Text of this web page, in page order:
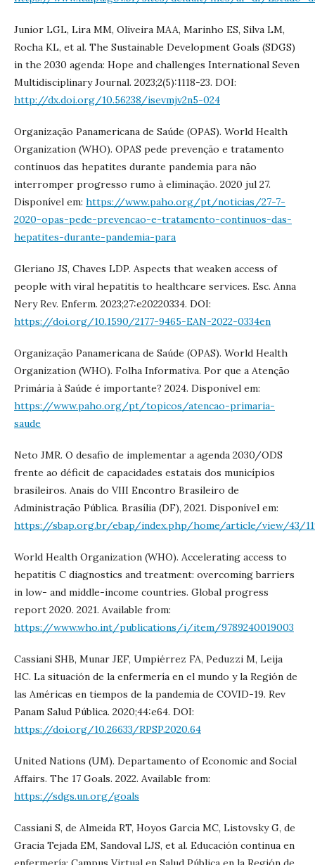
Junior LGL, Lira MM, Oliveira MAA, Marinho ES, Silva LM,
Rocha KL, et al. The Sustainable Development Goals (SDGS)
in the 2030 agenda: Hope and challenges International Seven
Multidisciplinary Journal. 2023;2(5):1118-23. DOI:
http://dx.doi.org/10.56238/isevmjv2n5-024
Organização Panamericana de Saúde (OPAS). World Health
Organization (WHO). OPAS pede prevenção e tratamento
contínuos das hepatites durante pandemia para não
interromper progresso rumo à eliminação. 2020 jul 27.
Disponível em: https://www.paho.org/pt/noticias/27-7-
2020-opas-pede-prevencao-e-tratamento-continuos-das-
hepatites-durante-pandemia-para
Gleriano JS, Chaves LDP. Aspects that weaken access of
people with viral hepatitis to healthcare services. Esc. Anna
Nery Rev. Enferm. 2023;27:e20220334. DOI:
https://doi.org/10.1590/2177-9465-EAN-2022-0334en
Organização Panamericana de Saúde (OPAS). World Health
Organization (WHO). Folha Informativa. Por que a Atenção
Primária à Saúde é importante? 2024. Disponível em:
https://www.paho.org/pt/topicos/atencao-primaria-
saude
Neto JMR. O desafio de implementar a agenda 2030/ODS
frente ao déficit de capacidades estatais dos municípios
brasileiros. Anais do VIII Encontro Brasileiro de
Administração Pública. Brasília (DF), 2021. Disponível em:
https://sbap.org.br/ebap/index.php/home/article/view/43/
World Health Organization (WHO). Accelerating access to
hepatitis C diagnostics and treatment: overcoming barriers
in low- and middle-income countries. Global progress
report 2020. 2021. Available from:
https://www.who.int/publications/i/item/9789240019003
Cassiani SHB, Munar JEF, Umpiérrez FA, Peduzzi M, Leija
HC. La situación de la enfermería en el mundo y la Región de
las Américas en tiempos de la pandemia de COVID-19. Rev
Panam Salud Pública. 2020;44:e64. DOI:
https://doi.org/10.26633/RPSP.2020.64
United Nations (UM). Departamento of Economic and Social
Affairs. The 17 Goals. 2022. Available from:
https://sdgs.un.org/goals
Cassiani S, de Almeida RT, Hoyos Garcia MC, Listovsky G, de
Gracia Tejada EM, Sandoval LJS, et al. Educación continua en